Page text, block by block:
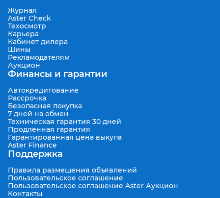
Журнал
Aster Check
Техосмотр
Карьера
Кабинет дилера
Шины
Рекламодателям
Аукцион
Финансы и гарантии
Автокредитование
Рассрочка
Безопасная покупка
7 дней на обмен
Техническая гарантия 30 дней
Продленная гарантия
Гарантированная цена выкупа
Aster Finance
Поддержка
Правила размещения объявлений
Пользовательское соглашение
Пользовательское соглашение Aster Аукцион
Контакты